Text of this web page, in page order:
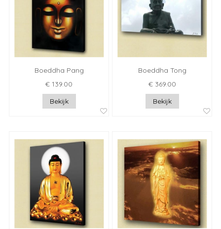
Boeddha Pang
€ 139.00
Bekijk
Boeddha Tong
€ 369.00
Bekijk